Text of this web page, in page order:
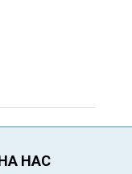
НАС